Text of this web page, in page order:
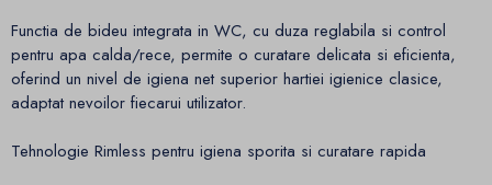
Functia de bideu integrata in WC, cu duza reglabila si control
pentru apa calda/rece, permite o curatare delicata si eficienta,
oferind un nivel de igiena net superior hartiei igienice clasice,
adaptat nevoilor fiecarui utilizator.
Tehnologie Rimless pentru igiena sporita si curatare rapida